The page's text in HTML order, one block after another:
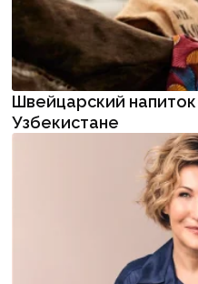
Швейцарский напиток
Узбекистане